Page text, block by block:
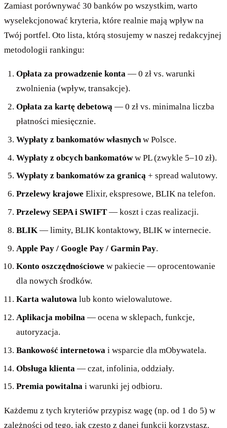
Zamiast porównywać 30 banków po wszystkim, warto
wyselekcjonować kryteria, które realnie mają wpływ na
Twój portfel. Oto lista, którą stosujemy w naszej redakcyjnej
metodologii rankingu:
Opłata za prowadzenie konta — 0 zł vs. warunki
zwolnienia (wpływ, transakcje).
Opłata za kartę debetową — 0 zł vs. minimalna liczba
płatności miesięcznie.
Wypłaty z bankomatów własnych w Polsce.
Wypłaty z obcych bankomatóww PL (zwykle 5–10 zł).
Wypłaty z bankomatów za granicą + spread walutowy.
Przelewy krajowe Elixir, ekspresowe, BLIK na telefon.
Przelewy SEPA i SWIFT — koszt i czas realizacji.
BLIK — limity, BLIK kontaktowy, BLIK w internecie.
Apple Pay / Google Pay / Garmin Pay.
Konto oszczędnościowe w pakiecie — oprocentowanie
dla nowych środków.
Karta walutowa lub konto wielowalutowe.
Aplikacja mobilna — ocena w sklepach, funkcje,
autoryzacja.
Bankowość internetowa i wsparcie dla mObywatela.
Obsługa klienta — czat, infolinia, oddziały.
Premia powitalna i warunki jej odbioru.
Każdemu z tych kryteriów przypisz wagę (np. od 1 do 5) w
zależności od tego, jak często z danej funkcji korzystasz.